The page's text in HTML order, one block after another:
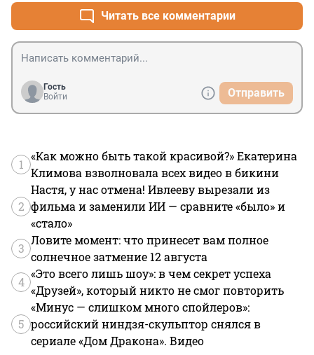
Читать все комментарии
Гость
Войти
Отправить
1
«Как можно быть такой красивой?» Екатерина
Климова взволновала всех видео в бикини
2
Настя, у нас отмена! Ивлееву вырезали из
фильма и заменили ИИ — сравните «было» и
«стало»
3
Ловите момент: что принесет вам полное
солнечное затмение 12 августа
4
«Это всего лишь шоу»: в чем секрет успеха
«Друзей», который никто не смог повторить
5
«Минус — слишком много спойлеров»:
российский ниндзя-скульптор снялся в
сериале «Дом Дракона». Видео